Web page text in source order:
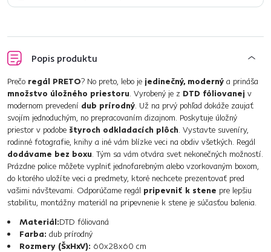
Popis produktu
Prečo regál PRETO? No preto, lebo je jedinečný, moderný a prináša
množstvo úložného priestoru. Vyrobený je z DTD fóliovanej v
modernom prevedení dub prírodný. Už na prvý pohľad dokáže zaujať
svojím jednoduchým, no prepracovaním dizajnom. Poskytuje úložný
priestor v podobe štyroch odkladacích plôch. Vystavte suveníry,
rodinné fotografie, knihy a iné vám blízke veci na obdiv všetkých. Regál
dodávame bez boxu. Tým sa vám otvára svet nekonečných možností.
Prázdne police môžete vyplniť jednofarebným alebo vzorkovaným boxom,
do ktorého uložíte veci a predmety, ktoré nechcete prezentovať pred
vašimi návštevami. Odporúčame regál pripevniť k stene pre lepšiu
stabilitu, montážny materiál na pripevnenie k stene je súčasťou balenia.
Materiál:DTD fóliovaná
Farba: dub prírodný
Rozmery (ŠxHxV): 60x28x60 cm